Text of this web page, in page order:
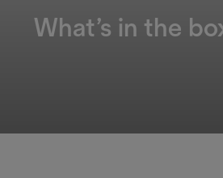
What’s in the